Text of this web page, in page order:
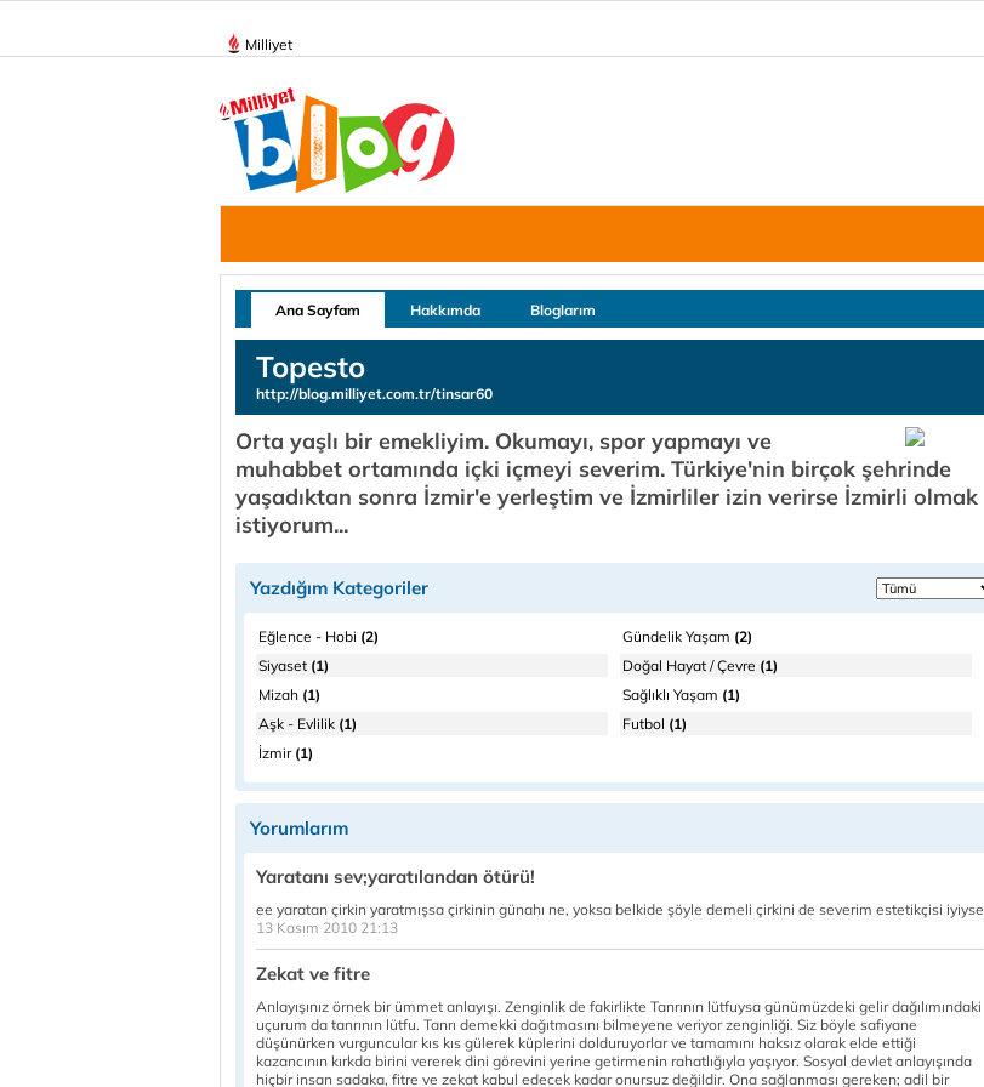
Milliyet
Ana Sayfam Hakkımda Bloglarım
Topesto
http://blog.milliyet.com.tr/tinsar60
Orta yaşlı bir emekliyim. Okumayı, spor yapmayı ve
muhabbet ortamında içki içmeyi severim. Türkiye'nin birçok şehrinde
yaşadıktan sonra İzmir'e yerleştim ve İzmirliler izin verirse İzmirli olmak
istiyorum...
Yazdığım Kategoriler
Eğlence - Hobi (2) Gündelik Yaşam (2)
Siyaset (1) Doğal Hayat / Çevre (1)
Mizah (1) Sağlıklı Yaşam (1)
Aşk - Evlilik (1) Futbol (1)
İzmir(1)
Yorumlarım
Yaratanı sev;yaratılandan ötürü!
ee yaratan çirkin yaratmışsa çirkinin günahı ne, yoksa belkide şöyle demeli çirkini de severim estetikçisi iyiyse
13 Kasım 2010 21:13
Zekat ve fitre
Anlayışınız örnek bir ümmet anlayışı. Zenginlik de fakirlikte Tanrının lütfuysa günümüzdeki gelir dağılımındaki
uçurum da tanrının lütfu. Tanrı demekki dağıtmasını bilmeyene veriyor zenginliği. Siz böyle safiyane
düşünürken vurguncular kıs kıs gülerek küplerini dolduruyorlar ve tamamını haksız olarak elde ettiği
kazancının kırkda birini vererek dini görevini yerine getirmenin rahatlığıyla yaşıyor. Sosyal devlet anlayışında
hiçbir insan sadaka, fitre ve zekat kabul edecek kadar onursuz değildir. Ona sağlanması gereken; adil bir